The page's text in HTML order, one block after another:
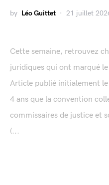
by Léo Guittet 21 juillet
Cette semaine, retrouvez
juridiques qui ont marqué
Article publié initialement
4 ans que la convention
commissaires de justice et
(...